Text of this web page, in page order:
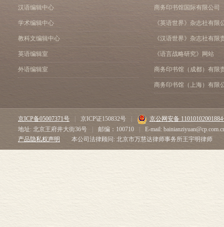
二、东突厥的南下及溃败
第四章 炀帝时代隋朝对
一、征服吐谷浑活动述略
二、隋朝在西域设立郡县
四、铁勒、阿波系突厥及
第二篇 东突厥汗国的兴
第五章 东突厥称霸东亚
二、唐灭西秦史事钩沉
三、突厥政策的转变与刘
四、唐朝与突厥军事对抗
一点并开始急
的情景，不少
由于内陆欧
他学科。这也
多，再版希望
有鉴于此，商
作者修订重印
料、译作等）
的开拓，其意
应该指出的是
不同，导致诸
汉语编辑中心
学术编辑中心
教科文编辑中心
英语编辑室
外语编辑室
商务印书馆国际有限公司
《英语世界》杂志社有限
《汉语世界》杂志社有限
《语言战略研究》网站
商务印书馆（成都）有限
商务印书馆（上海）有限
京ICP备05007371号 京ICP证150832号
京公网安备
地址: 北京王府井大街36号
邮编：100710
E-mail:
产品隐私权声明
本公司法律顾问: 北京市万慧达律师事务所王宇明律师